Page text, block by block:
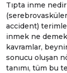
Tıpta inme nedir
accident)
inmek ne
kavramlar,
sonucu oluşan
tanımı, tüm bu